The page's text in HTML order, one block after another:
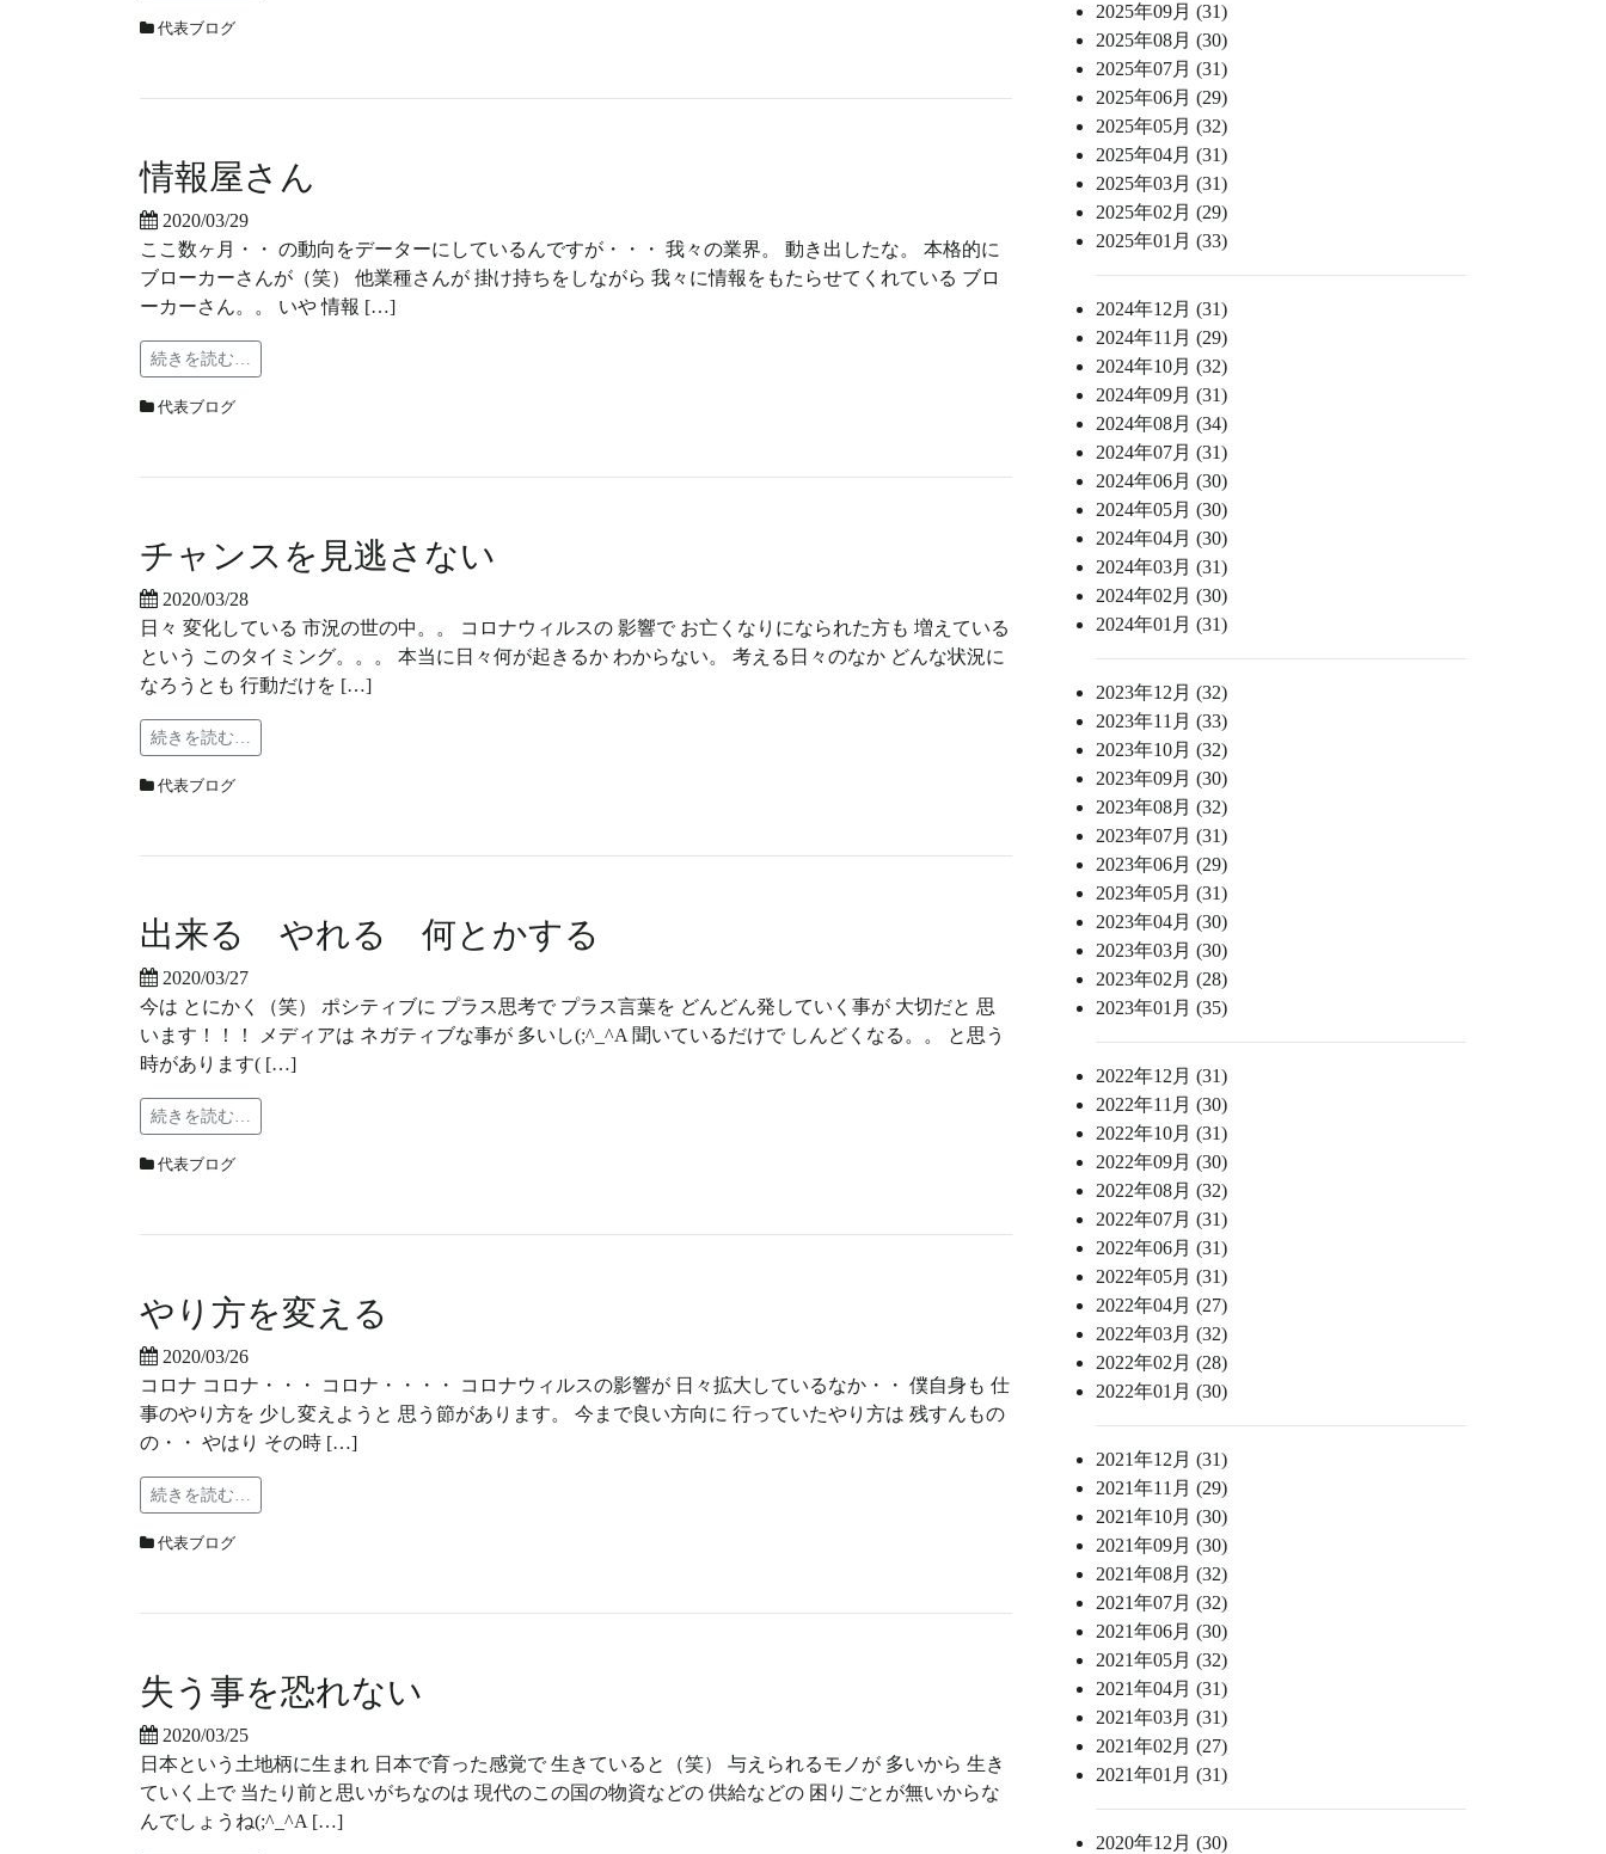
代表ブログ
情報屋さん
2020/03/29
ここ数ヶ月・・ の動向をデーターにしているんですが・・・ 我々の業界。 動き出したな。 本格的に
ブローカーさんが（笑） 他業種さんが 掛け持ちをしながら 我々に情報をもたらせてくれている ブロ
ーカーさん。。 いや 情報 […]
続きを読む…
代表ブログ
チャンスを見逃さない
2020/03/28
日々 変化している 市況の世の中。。 コロナウィルスの 影響で お亡くなりになられた方も 増えている
という このタイミング。。。 本当に日々何が起きるか わからない。 考える日々のなか どんな状況に
なろうとも 行動だけを […]
続きを読む…
代表ブログ
出来る やれる 何とかする
2020/03/27
今は とにかく（笑） ポシティブに プラス思考で プラス言葉を どんどん発していく事が 大切だと 思
います！！！ メディアは ネガティブな事が 多いし(;^_^A 聞いているだけで しんどくなる。。 と思う
時があります( […]
続きを読む…
代表ブログ
やり方を変える
2020/03/26
コロナ コロナ・・・ コロナ・・・・ コロナウィルスの影響が 日々拡大しているなか・・ 僕自身も 仕
事のやり方を 少し変えようと 思う節があります。 今まで良い方向に 行っていたやり方は 残すんもの
の・・ やはり その時 […]
続きを読む…
代表ブログ
失う事を恐れない
2020/03/25
日本という土地柄に生まれ 日本で育った感覚で 生きていると（笑） 与えられるモノが 多いから 生き
ていく上で 当たり前と思いがちなのは 現代のこの国の物資などの 供給などの 困りごとが無いからな
んでしょうね(;^_^A […]
2025年09月 (31)
2025年08月 (30)
2025年07月 (31)
2025年06月 (29)
2025年05月 (32)
2025年04月 (31)
2025年03月 (31)
2025年02月 (29)
2025年01月 (33)
2024年12月 (31)
2024年11月 (29)
2024年10月 (32)
2024年09月 (31)
2024年08月 (34)
2024年07月 (31)
2024年06月 (30)
2024年05月 (30)
2024年04月 (30)
2024年03月 (31)
2024年02月 (30)
2024年01月 (31)
2023年12月 (32)
2023年11月 (33)
2023年10月 (32)
2023年09月 (30)
2023年08月 (32)
2023年07月 (31)
2023年06月 (29)
2023年05月 (31)
2023年04月 (30)
2023年03月 (30)
2023年02月 (28)
2023年01月 (35)
2022年12月 (31)
2022年11月 (30)
2022年10月 (31)
2022年09月 (30)
2022年08月 (32)
2022年07月 (31)
2022年06月 (31)
2022年05月 (31)
2022年04月 (27)
2022年03月 (32)
2022年02月 (28)
2022年01月 (30)
2021年12月 (31)
2021年11月 (29)
2021年10月 (30)
2021年09月 (30)
2021年08月 (32)
2021年07月 (32)
2021年06月 (30)
2021年05月 (32)
2021年04月 (31)
2021年03月 (31)
2021年02月 (27)
2021年01月 (31)
2020年12月 (30)